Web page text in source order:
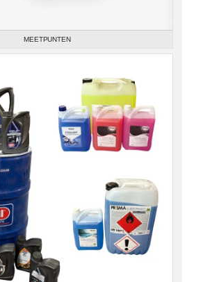
MEETPUNTEN